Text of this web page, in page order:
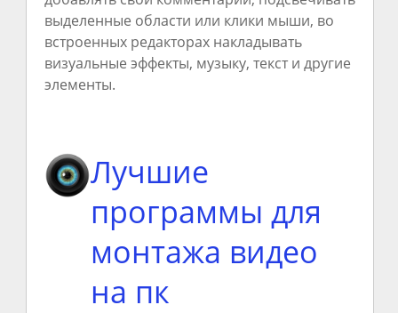
выделенные области или клики мыши, во
встроенных редакторах накладывать
визуальные эффекты, музыку, текст и другие
элементы.
Лучшие
программы для
монтажа видео
на пк